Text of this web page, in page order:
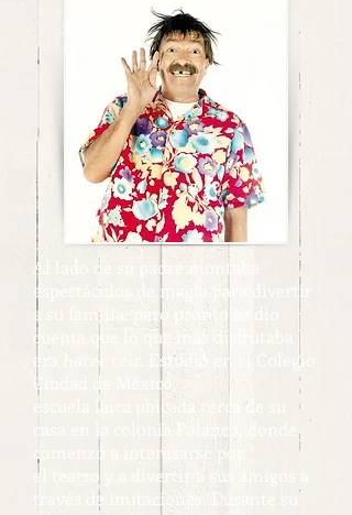
Al lado de su padre montaba
espectáculos de magia para divertir
a su familia, pero pronto se dio
cuenta que lo que más disfrutaba
era hacer reír. Estudió en el Colegio
Ciudad de México,
escuela laica ubicada cerca de su
casa en la colonia Polanco, donde
comenzó a interesarse por
el teatro y a divertir a sus amigos a
través de imitaciones. Durante su